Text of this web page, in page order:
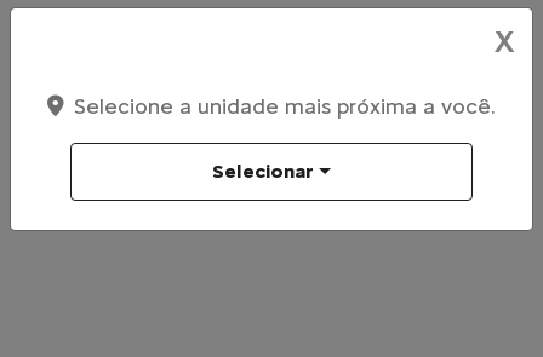
X
Selecione a unidade mais próxima a você.
Selecionar